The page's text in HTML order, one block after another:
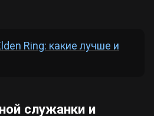
Ring: какие лучше и
служанки и